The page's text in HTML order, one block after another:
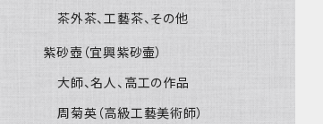
茶外茶、工藝茶、その他
紫砂壺（宜興紫砂壷）
大師、名人、高工の作品
周菊英（高級工藝美術師）